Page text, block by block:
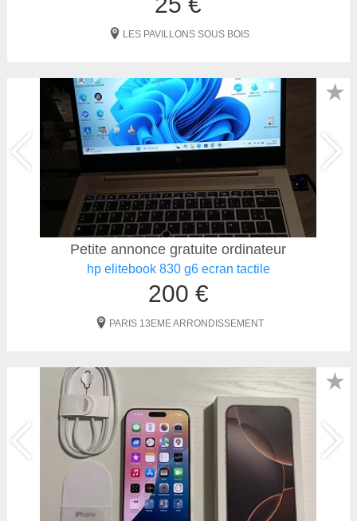
LES PAVILLONS SOUS BOIS
Petite annonce gratuite ordinateur
hp elitebook 830 g6 ecran tactile
200 €
PARIS 13EME ARRONDISSEMENT
★
★